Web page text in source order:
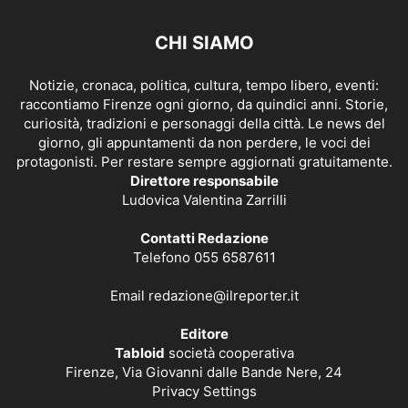
CHI SIAMO
Notizie, cronaca, politica, cultura, tempo libero, eventi:
raccontiamo Firenze ogni giorno, da quindici anni. Storie,
curiosità, tradizioni e personaggi della città. Le news del
giorno, gli appuntamenti da non perdere, le voci dei
protagonisti. Per restare sempre aggiornati gratuitamente.
Direttore responsabile
Ludovica Valentina Zarrilli
Contatti Redazione
Telefono 055 6587611
Email redazione@ilreporter.it
Editore
Tabloid società cooperativa
Firenze, Via Giovanni dalle Bande Nere, 24
Privacy Settings